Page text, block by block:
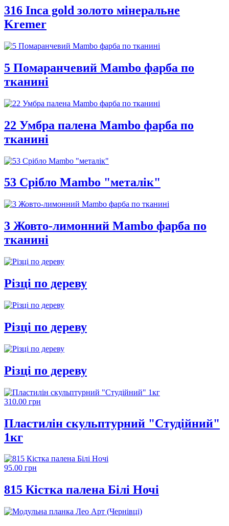
316 Inca gold золото мінеральне
Kremer
5 Помаранчевий Mambo фарба по
тканині
22 Умбра палена Mambo фарба по
тканині
53 Срібло Mambo "металік"
3 Жовто-лимонний Mambo фарба по
тканині
Різці по дереву
Різці по дереву
Різці по дереву
310.00 грн
Пластилін скульптурний "Студійний"
1кг
95.00 грн
815 Кістка палена Білі Ночі